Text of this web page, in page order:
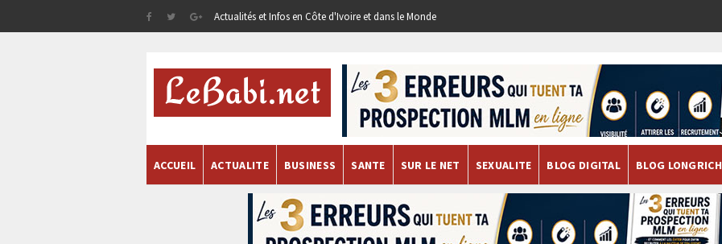
Actualités et Infos en Côte d'Ivoire et dans le Monde
ACCUEIL ACTUALITE BUSINESS SANTE SUR LE NET SEXUALITE BLOG DIGITAL BLOG LONGRICH